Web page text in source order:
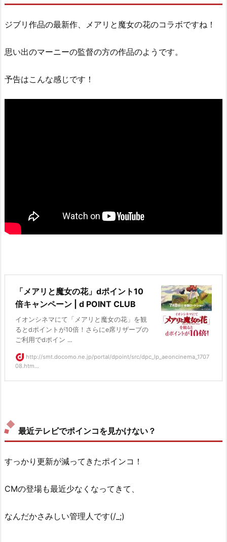
ジブリ作品の最新作、メアリと魔女の花のコラボですね！
思い出のマーニーの監督の方の作品のようです。
予告はこんな感じです！
「メアリと魔女の花」dポイント10
倍キャンペーン | d POINT CLUB
イオンシネマにて「メアリと魔女の花」を観
るとdポイントが10倍！さらにe席リザーブの
ご利用でdポイン ...
http://smt.docomo.ne.jp/portal/dpoint/src/dpc_lp_aeoncinema_1707
08.htm...
最近テレビでポインコを見かけない？
すっかり更新が減ってきたポインコ！
CMの登場も最近少なくなってきて、
なんだかさみしい管理人です(/_;)